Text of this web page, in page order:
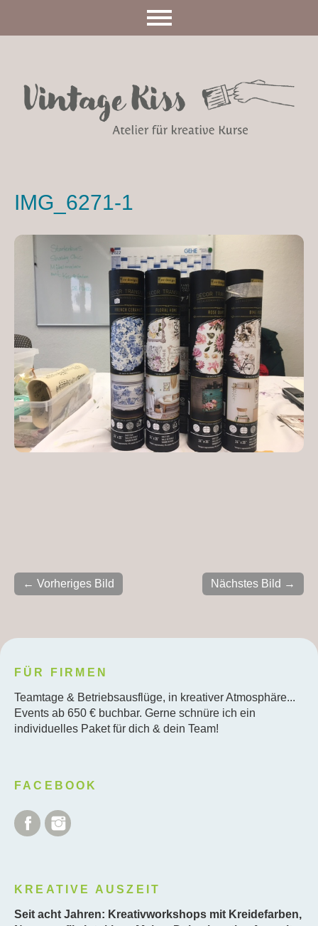
IMG_6271-1
← Vorheriges Bild Nächstes Bild →
FÜR FIRMEN
Teamtage & Betriebsausflüge, in kreativer Atmosphäre...
Events ab 650 € buchbar. Gerne schnüre ich ein
individuelles Paket für dich & dein Team!
FACEBOOK
Facebook
KREATIVE AUSZEIT
Seit acht Jahren: Kreativworkshops mit Kreidefarben,